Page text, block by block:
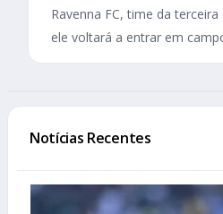
Ravenna FC, time da
ele voltará a entrar em
Notícias Recentes